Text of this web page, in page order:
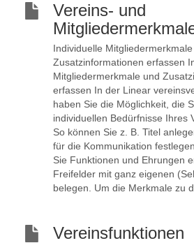
Vereins- und
Individuelle
Zusatzinformationen erfassen
Mitgliedermerkmale und
erfassen In der Linear
haben Sie die Möglichkeit, die
individuellen Bedürfnisse Ihres
So können Sie z. B. Titel
für die Kommunikation
Sie Funktionen und Ehrungen
Freifelder mit ganz eigenen
belegen. Um die Merkmale zu
Vereinsfunktionen